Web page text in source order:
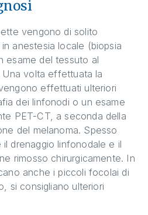
vengono di solito
anestesia locale (biopsia
esame del tessuto al
volta effettuata la
effettuati ulteriori
dei linfonodi o un esame
PET-CT, a seconda della
del melanoma. Spesso
drenaggio linfonodale e il
rimosso chirurgicamente. In
anche i piccoli focolai di
si consigliano ulteriori